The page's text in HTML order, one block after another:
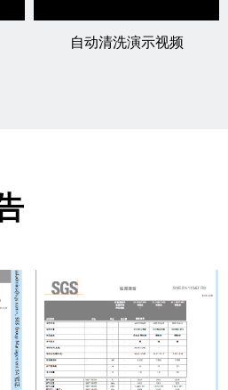
自动清洗演示视频
Video